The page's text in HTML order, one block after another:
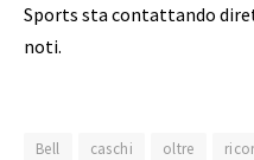
Sports sta contattando
noti.
Bell caschi oltre